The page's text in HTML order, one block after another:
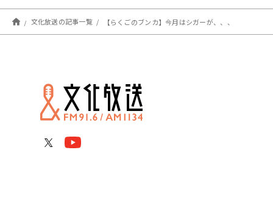
文化放送の記事一覧 【らくごのブンカ】今月はシガーが、、、